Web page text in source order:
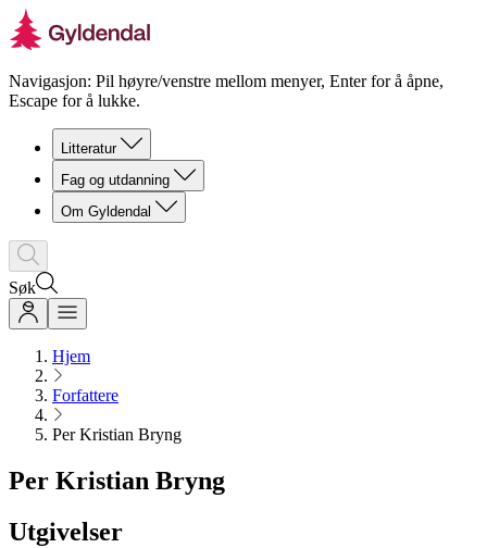
Navigasjon: Pil høyre/venstre mellom menyer, Enter for å åpne,
Escape for å lukke.
Litteratur
Fag og utdanning
Om Gyldendal
Søk
Hjem
Forfattere
Per Kristian Bryng
Per Kristian Bryng
Utgivelser